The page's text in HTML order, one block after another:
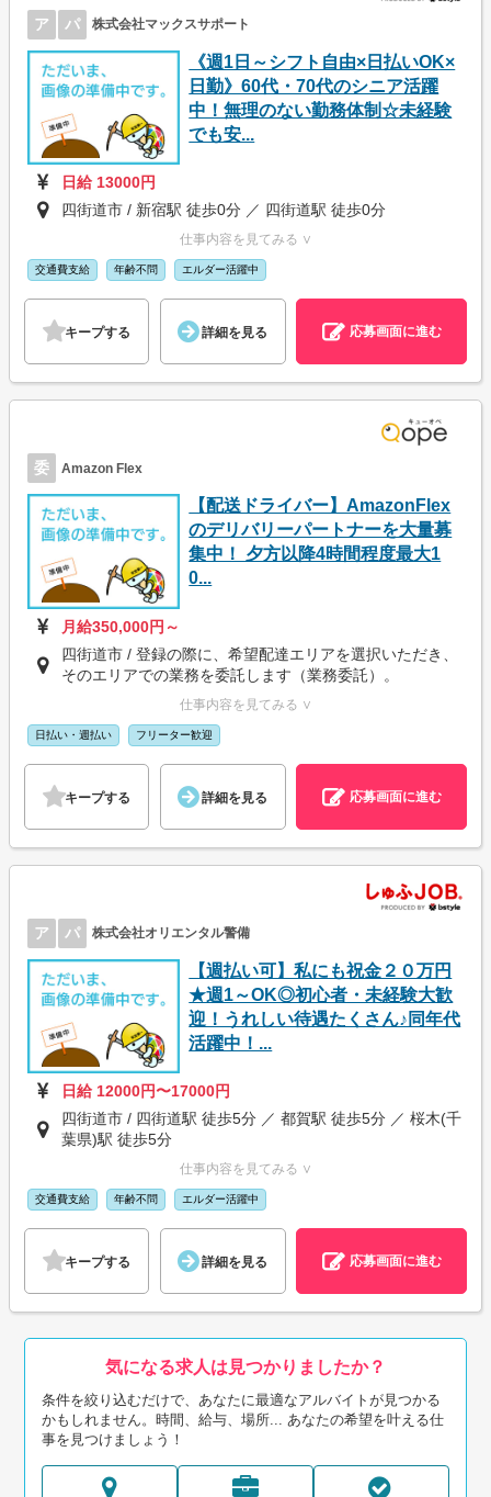
ア パ 株式会社マックスサポート
《週1日～シフト自由×日払いOK×
日勤》60代・70代のシニア活躍
中！無理のない勤務体制☆未経験
でも安...
日給 13000円
四街道市 / 新宿駅 徒歩0分 ／ 四街道駅 徒歩0分
仕事内容を見てみる ∨
交通費支給 年齢不問 エルダー活躍中
キープする 詳細を見る 応募画面に進む
委 Amazon Flex
【配送ドライバー】AmazonFlex
のデリバリーパートナーを大量募
集中！ 夕方以降4時間程度最大1
0...
月給350,000円～
四街道市 / 登録の際に、希望配達エリアを選択いただき、
そのエリアでの業務を委託します（業務委託）。
仕事内容を見てみる ∨
日払い・週払い フリーター歓迎
キープする 詳細を見る 応募画面に進む
ア パ 株式会社オリエンタル警備
【週払い可】私にも祝金２０万円
★週1～OK◎初心者・未経験大歓
迎！うれしい待遇たくさん♪同年代
活躍中！...
日給 12000円〜17000円
四街道市 / 四街道駅 徒歩5分 ／ 都賀駅 徒歩5分 ／ 桜木(千
葉県)駅 徒歩5分
仕事内容を見てみる ∨
交通費支給 年齢不問 エルダー活躍中
キープする 詳細を見る 応募画面に進む
気になる求人は見つかりましたか？
条件を絞り込むだけで、あなたに最適なアルバイトが見つかる
かもしれません。時間、給与、場所... あなたの希望を叶える仕
事を見つけましょう！